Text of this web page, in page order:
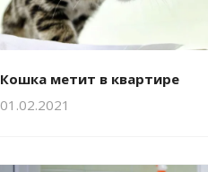
Кошка метит в квартире
01.02.2021